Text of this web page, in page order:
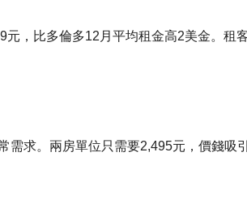
，比多倫多12月平均租金高2美金。租
求。兩房單位只需要2,495元，價錢吸引